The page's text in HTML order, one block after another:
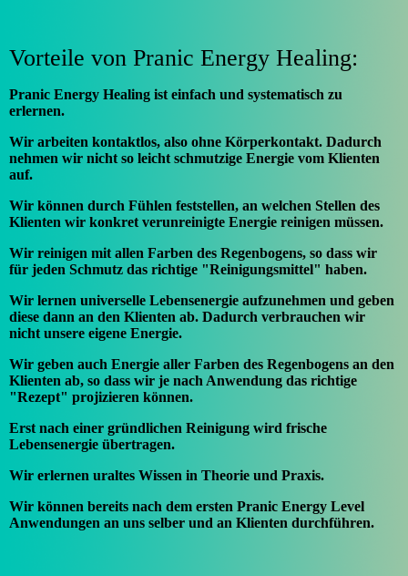
Vorteile von Pranic Energy Healing:
Pranic Energy Healing ist einfach und systematisch zu
erlernen.
Wir arbeiten kontaktlos, also ohne Körperkontakt. Dadurch
nehmen wir nicht so leicht schmutzige Energie vom Klienten
auf.
Wir können durch Fühlen feststellen, an welchen Stellen des
Klienten wir konkret verunreinigte Energie reinigen müssen.
Wir reinigen mit allen Farben des Regenbogens, so dass wir
für jeden Schmutz das richtige "Reinigungsmittel" haben.
Wir lernen universelle Lebensenergie aufzunehmen und geben
diese dann an den Klienten ab. Dadurch verbrauchen wir
nicht unsere eigene Energie.
Wir geben auch Energie aller Farben des Regenbogens an den
Klienten ab, so dass wir je nach Anwendung das richtige
"Rezept" projizieren können.
Erst nach einer gründlichen Reinigung wird frische
Lebensenergie übertragen.
Wir erlernen uraltes Wissen in Theorie und Praxis.
Wir können bereits nach dem ersten Pranic Energy Level
Anwendungen an uns selber und an Klienten durchführen.